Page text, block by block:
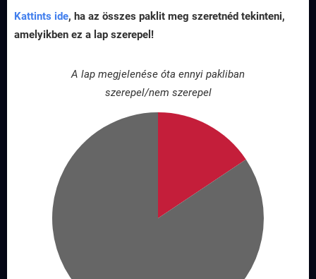
Kattints ide, ha az összes paklit meg szeretnéd tekinteni,
amelyikben ez a lap szerepel!
A lap megjelenése óta ennyi pakliban
szerepel/nem szerepel